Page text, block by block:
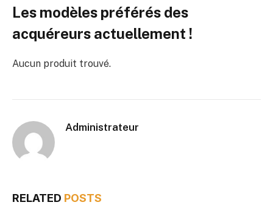
Les modèles préférés des
acquéreurs actuellement !
Aucun produit trouvé.
Administrateur
RELATED POSTS